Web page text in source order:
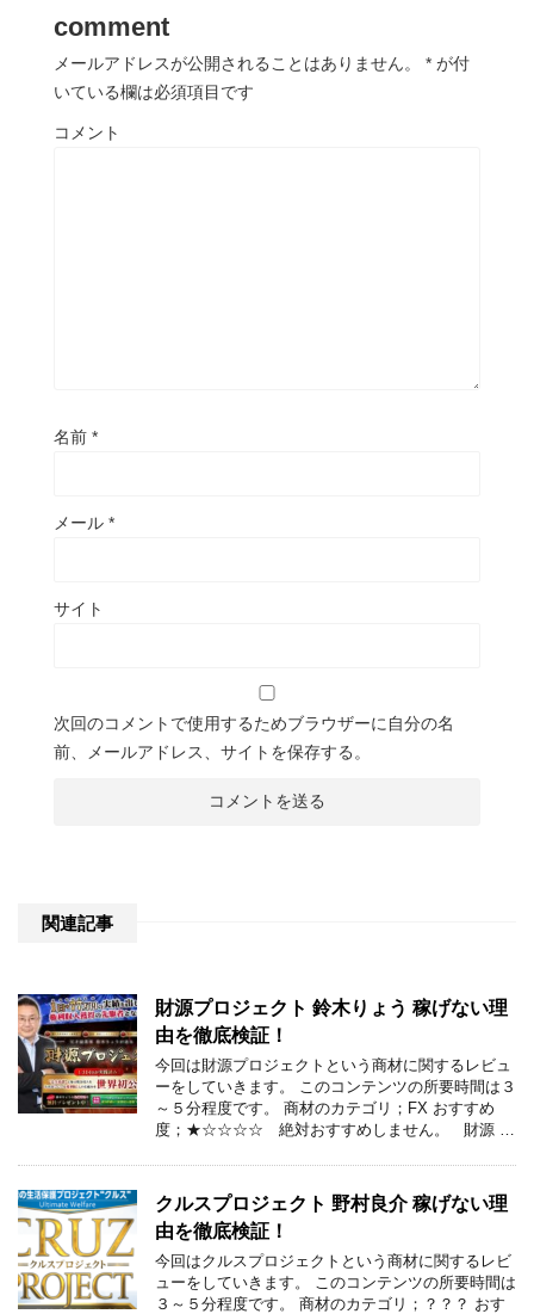
comment
メールアドレスが公開されることはありません。 * が付
いている欄は必須項目です
コメント
名前 *
メール *
サイト
次回のコメントで使用するためブラウザーに自分の名
前、メールアドレス、サイトを保存する。
関連記事
財源プロジェクト 鈴木りょう 稼げない理
由を徹底検証！
今回は財源プロジェクトという商材に関するレビュ
ーをしていきます。 このコンテンツの所要時間は３
～５分程度です。 商材のカテゴリ；FX おすすめ
度；★☆☆☆☆ 絶対おすすめしません。 財源 …
クルスプロジェクト 野村良介 稼げない理
由を徹底検証！
今回はクルスプロジェクトという商材に関するレビ
ューをしていきます。 このコンテンツの所要時間は
３～５分程度です。 商材のカテゴリ；？？？ おす